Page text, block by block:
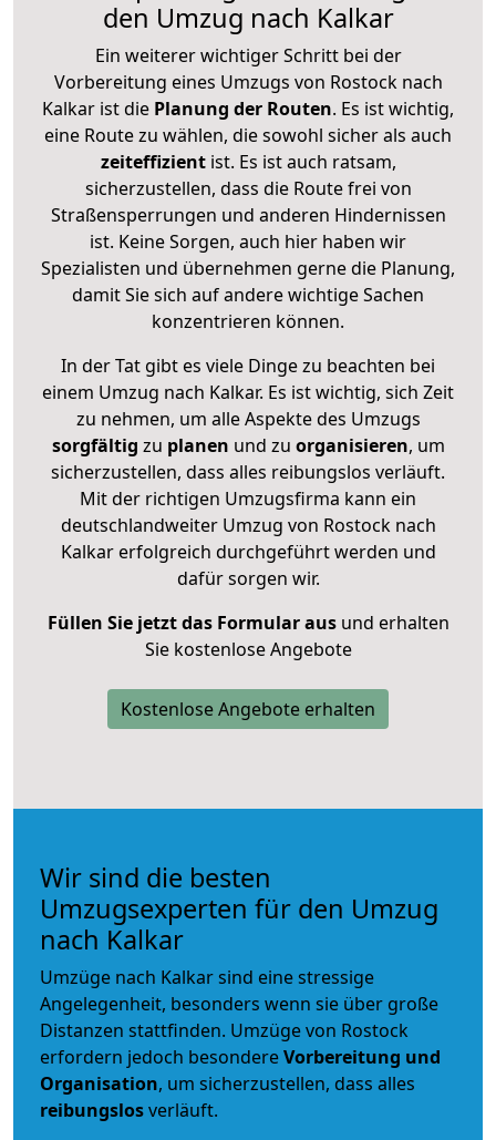
den Umzug nach Kalkar
Ein weiterer wichtiger Schritt bei der
Vorbereitung eines Umzugs von Rostock nach
Kalkar ist die Planung der Routen. Es ist wichtig,
eine Route zu wählen, die sowohl sicher als auch
zeiteffizientist. Es ist auch ratsam,
sicherzustellen, dass die Route frei von
Straßensperrungen und anderen Hindernissen
ist. Keine Sorgen, auch hier haben wir
Spezialisten und übernehmen gerne die Planung,
damit Sie sich auf andere wichtige Sachen
konzentrieren können.
In der Tat gibt es viele Dinge zu beachten bei
einem Umzug nach Kalkar. Es ist wichtig, sich Zeit
zu nehmen, um alle Aspekte des Umzugs
sorgfältig zu planen und zu organisieren, um
sicherzustellen, dass alles reibungslos verläuft.
Mit der richtigen Umzugsfirma kann ein
deutschlandweiter Umzug von Rostock nach
Kalkar erfolgreich durchgeführt werden und
dafür sorgen wir.
Füllen Sie jetzt das Formular ausund erhalten
Sie kostenlose Angebote
Kostenlose Angebote erhalten
Wir sind die besten
Umzugsexperten für den Umzug
nach Kalkar
Umzüge nach Kalkar sind eine stressige
Angelegenheit, besonders wenn sie über große
Distanzen stattfinden. Umzüge von Rostock
erfordern jedoch besondereVorbereitung und
Organisation, um sicherzustellen, dass alles
reibungslosverläuft.